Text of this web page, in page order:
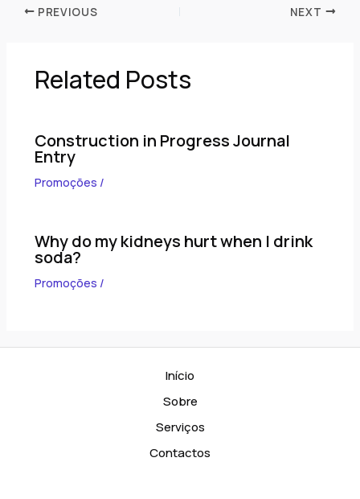
PREVIOUS NEXT
Related Posts
Construction in Progress Journal
Entry
Promoções /
Why do my kidneys hurt when I drink
soda?
Promoções /
Início
Sobre
Serviços
Contactos